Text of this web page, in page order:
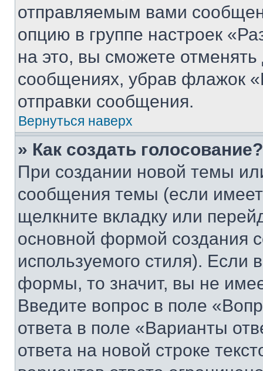
отправляемым вами
опцию в группе настроек
на это, вы сможете
сообщениях, убрав флажок
отправки сообщения.
Вернуться наверх
» Как создать голосование?
При создании новой темы
сообщения темы (если
щелкните вкладку или
основной формой создания
используемого стиля). Если
формы, то значит, вы не
Введите вопрос в поле
ответа в поле «Варианты
ответа на новой строке